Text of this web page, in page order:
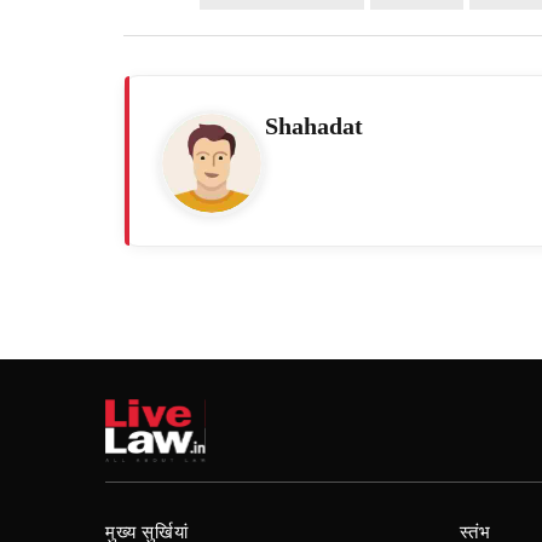
Shahadat
मुख्य सुर्खियां स्तंभ